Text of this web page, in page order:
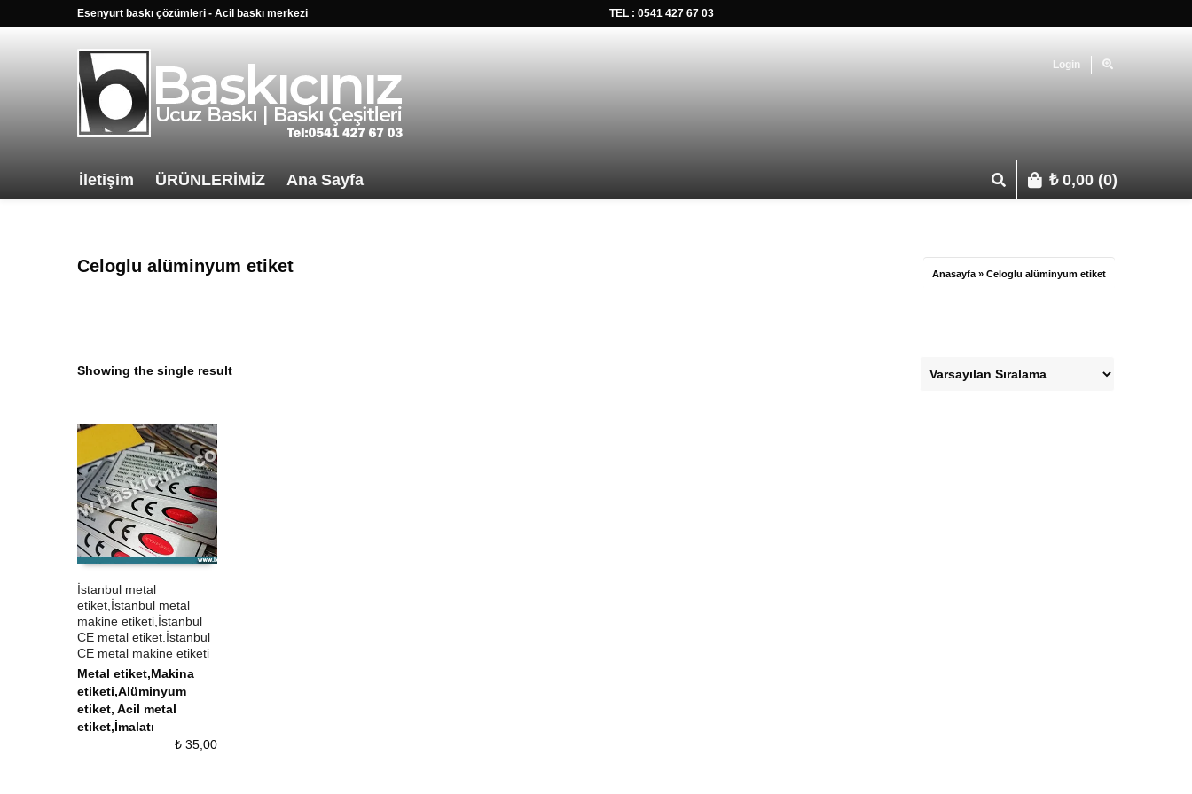
Esenyurt baskı çözümleri - Acil baskı merkezi TEL : 0541 427 67 03
Login
İletişim ÜRÜNLERİMİZ Ana Sayfa ₺0,00 (0)
Celoglu alüminyum etiket Anasayfa » Celoglu alüminyum etiket
Showing the single result
ÜRÜN SATIN AL
QUICK VIEW
İstanbul metal
etiket,İstanbul metal
makine etiketi,İstanbul
CE metal etiket.İstanbul
CE metal makine etiketi
Metal etiket,Makina
etiketi,Alüminyum
etiket, Acil metal
etiket,İmalatı
₺35,00